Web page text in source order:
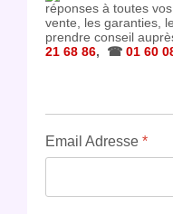
réponses à toutes
vente, les garanties,
prendre conseil
21 68 86, ☎ 01 60
Email Adresse *